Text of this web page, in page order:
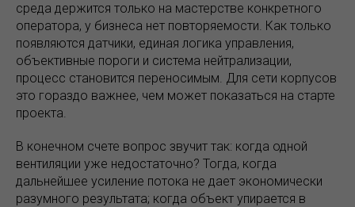
среда держится только на мастерстве конкретного
оператора, у бизнеса нет повторяемости. Как только
появляются датчики, единая логика управления,
объективные пороги и система нейтрализации,
процесс становится переносимым. Для сети корпусов
это гораздо важнее, чем может показаться на старте
проекта.
В конечном счете вопрос звучит так: когда одной
вентиляции уже недостаточно? Тогда, когда
дальнейшее усиление потока не дает экономически
разумного результата; когда объект упирается в